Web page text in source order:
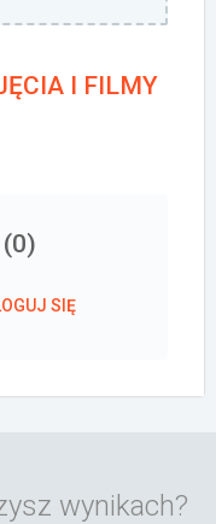
I FILMY
0)
SIĘ
wynikach?